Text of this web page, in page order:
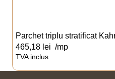
Parchet triplu stratificat
465,18 lei /mp
TVA inclus